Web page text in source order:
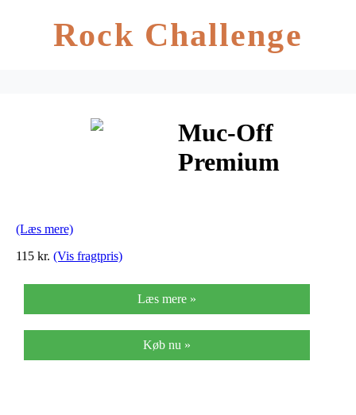
Rock Challenge
Muc-Off
Premium
briller og visir
(Læs mere)
115 kr. (Vis fragtpris)
Læs mere »
Køb nu »